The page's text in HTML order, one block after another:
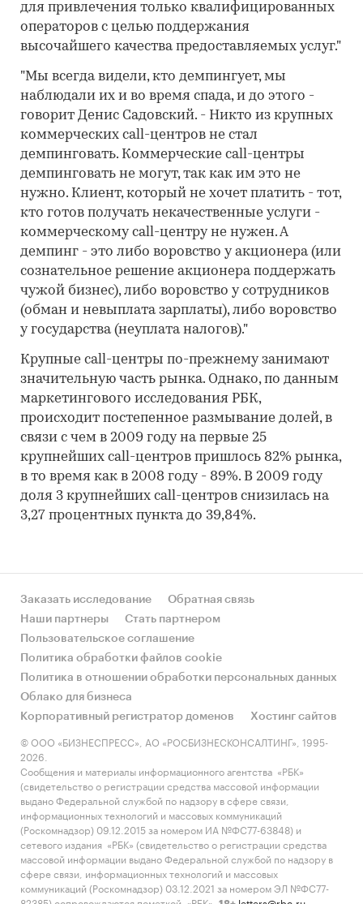
для привлечения только квалифицированных
операторов с целью поддержания
высочайшего качества предоставляемых услуг."
"Мы всегда видели, кто демпингует, мы
наблюдали их и во время спада, и до этого -
говорит Денис Садовский. - Никто из крупных
коммерческих call-центров не стал
демпинговать. Коммерческие call-центры
демпинговать не могут, так как им это не
нужно. Клиент, который не хочет платить - тот,
кто готов получать некачественные услуги -
коммерческому call-центру не нужен. А
демпинг - это либо воровство у акционера (или
сознательное решение акционера поддержать
чужой бизнес), либо воровство у сотрудников
(обман и невыплата зарплаты), либо воровство
у государства (неуплата налогов)."
Крупные call-центры по-прежнему занимают
значительную часть рынка. Однако, по данным
маркетингового исследования РБК,
происходит постепенное размывание долей, в
связи с чем в 2009 году на первые 25
крупнейших call-центров пришлось 82% рынка,
в то время как в 2008 году - 89%. В 2009 году
доля 3 крупнейших call-центров снизилась на
3,27 процентных пункта до 39,84%.
Заказать исследование
Обратная связь
Наши партнеры
Стать партнером
Пользовательское соглашение
Политика обработки файлов cookie
Политика в отношении обработки персональных данных
Облако для бизнеса
Корпоративный регистратор доменов
Хостинг сайтов
© ООО «БИЗНЕСПРЕСС», АО «РОСБИЗНЕСКОНСАЛТИНГ», 1995-
2026.
Сообщения и материалы информационного агентства «РБК»
(свидетельство о регистрации средства массовой информации
выдано Федеральной службой по надзору в сфере связи,
информационных технологий и массовых коммуникаций
(Роскомнадзор) 09.12.2015 за номером ИА №ФС77-63848) и
сетевого издания «РБК» (свидетельство о регистрации средства
массовой информации выдано Федеральной службой по надзору в
сфере связи, информационных технологий и массовых
коммуникаций (Роскомнадзор) 03.12.2021 за номером ЭЛ №ФС77-